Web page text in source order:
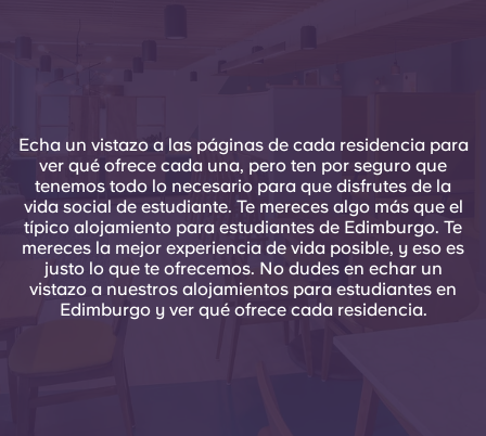
Echa un vistazo a las páginas de cada residencia para
ver qué ofrece cada una, pero ten por seguro que
tenemos todo lo necesario para que disfrutes de la
vida social de estudiante. Te mereces algo más que el
típico alojamiento para estudiantes de Edimburgo. Te
mereces la mejor experiencia de vida posible, y eso es
justo lo que te ofrecemos. No dudes en echar un
vistazo a nuestros alojamientos para estudiantes en
Edimburgo y ver qué ofrece cada residencia.